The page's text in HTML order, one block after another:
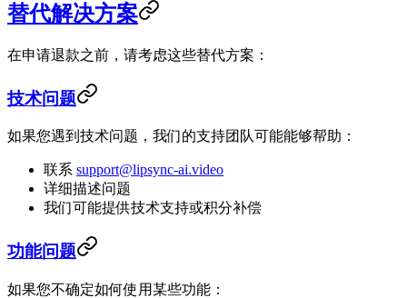
替代解决方案
在申请退款之前，请考虑这些替代方案：
技术问题
如果您遇到技术问题，我们的支持团队可能能够帮助：
联系 support@lipsync-ai.video
详细描述问题
我们可能提供技术支持或积分补偿
功能问题
如果您不确定如何使用某些功能：